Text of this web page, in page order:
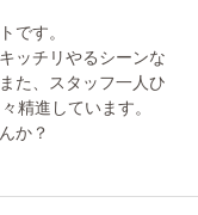
です。
ッチリやるシーンな
た、スタッフ一人ひ
精進しています。
か？